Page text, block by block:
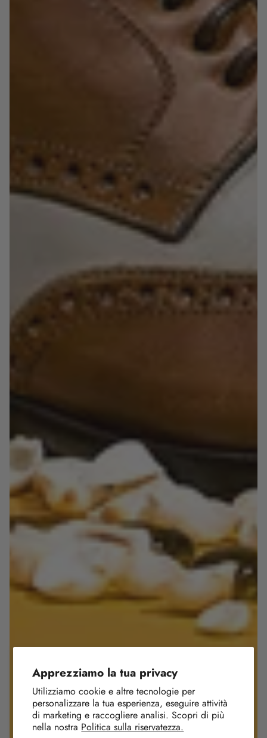
Apprezziamo la tua privacy
Utilizziamo cookie e altre tecnologie per
personalizzare la tua esperienza, eseguire attività
di marketing e raccogliere analisi. Scopri di più
nella nostra Politica sulla riservatezza.